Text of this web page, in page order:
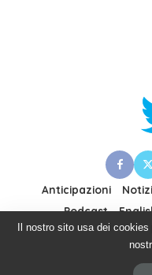
Anticipazioni
Podcast
© 2012–2021
Il nostro sito usa dei